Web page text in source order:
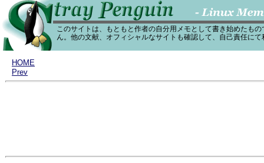
このサイトは、もともと作者の自分用メモとして書き始めたも
ん。他の文献、オフィシャルなサイトも確認して、自己責任に
HOME
Prev